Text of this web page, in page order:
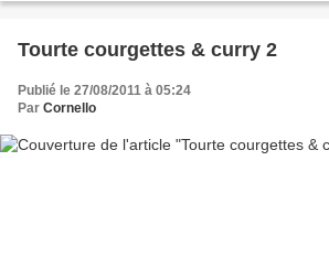
Tourte courgettes & curry 2
Publié le 27/08/2011 à 05:24
Par Cornello